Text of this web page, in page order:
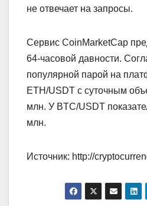
не отвечает на запросы.
Сервис CoinMarketCap
64-часовой давности.
популярной парой на
ETH/USDT с суточным
млн. У BTC/USDT
млн.
Источник: http://